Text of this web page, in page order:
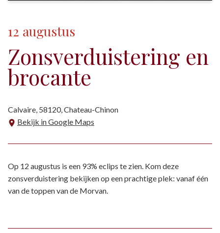
12 augustus
Zonsverduistering en
brocante
Calvaire, 58120, Chateau-Chinon
Bekijk in Google Maps
Op 12 augustus is een 93% eclips te zien. Kom deze
zonsverduistering bekijken op een prachtige plek: vanaf één
van de toppen van de Morvan.